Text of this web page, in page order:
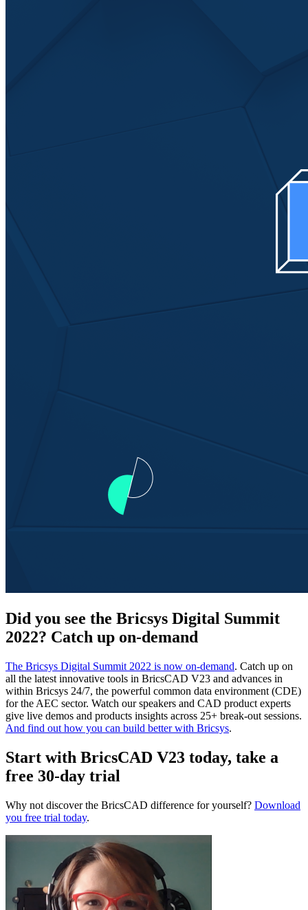
Did you see the Bricsys Digital Summit
2022? Catch up on-demand
The Bricsys Digital Summit 2022 is now on-demand. Catch up on
all the latest innovative tools in BricsCAD V23 and advances in
within Bricsys 24/7, the powerful common data environment (CDE)
for the AEC sector. Watch our speakers and CAD product experts
give live demos and products insights across 25+ break-out sessions.
And find out how you can build better with Bricsys.
Start with BricsCAD V23 today, take a
free 30-day trial
Why not discover the BricsCAD difference for yourself? Download
you free trial today.